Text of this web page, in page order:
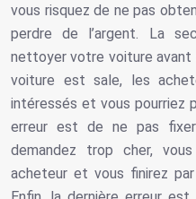
vous risquez de ne pas
perdre de l’argent. La
nettoyer votre voiture
voiture est sale, les
intéressés et vous pourriez
erreur est de ne pas
demandez trop cher,
acheteur et vous finirez